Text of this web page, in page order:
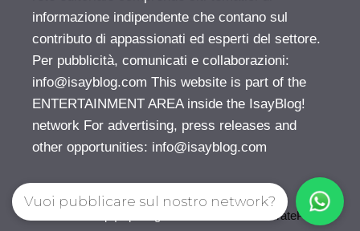
informazione indipendente che contano sul
contributo di appassionati ed esperti del settore.
Per pubblicità, comunicati e collaborazioni:
info@isayblog.com This website is part of the
ENTERTAINMENT AREA inside the IsayBlog!
network For advertising, press releases and
other opportunities: info@isayblog.com
GeneratePress
Vuoi pubblicare sul nostro network?